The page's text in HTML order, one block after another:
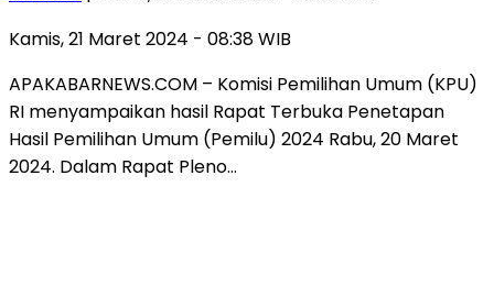
Kamis, 21 Maret 2024 - 08:38 WIB
APAKABARNEWS.COM – Komisi Pemilihan Umum (KPU)
RI menyampaikan hasil Rapat Terbuka Penetapan
Hasil Pemilihan Umum (Pemilu) 2024 Rabu, 20 Maret
2024. Dalam Rapat Pleno…